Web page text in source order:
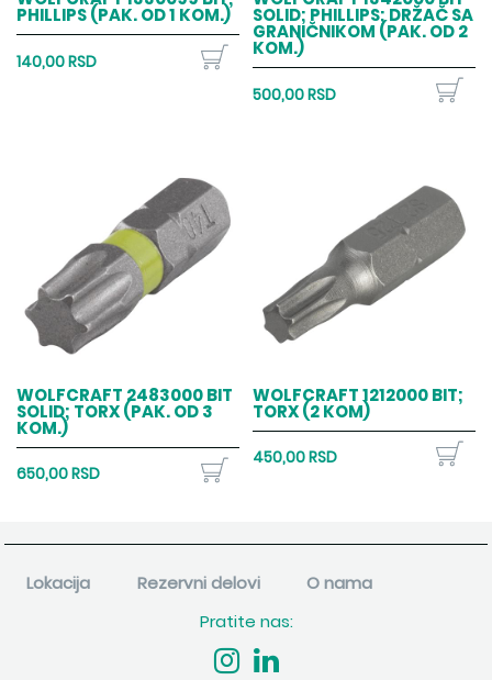
PHILLIPS (PAK. OD 1 KOM.)
140,00 RSD
SOLID; PHILLIPS; DRŽAČ SA
GRANIČNIKOM (PAK. OD 2
KOM.)
500,00 RSD
WOLFCRAFT 2483000 BIT
SOLID; TORX (PAK. OD 3
KOM.)
650,00 RSD
WOLFCRAFT 1212000 BIT;
TORX (2 KOM)
450,00 RSD
Lokacija Rezervni delovi
O nama
Pratite nas: